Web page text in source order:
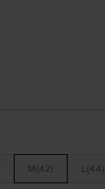
M(42) L(44)